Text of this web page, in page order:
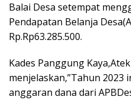
Balai Desa setempat
Pendapatan Belanja
Rp.Rp63.285.500.
Kades Panggung
menjelaskan,”Tahun 2023
anggaran dana dari